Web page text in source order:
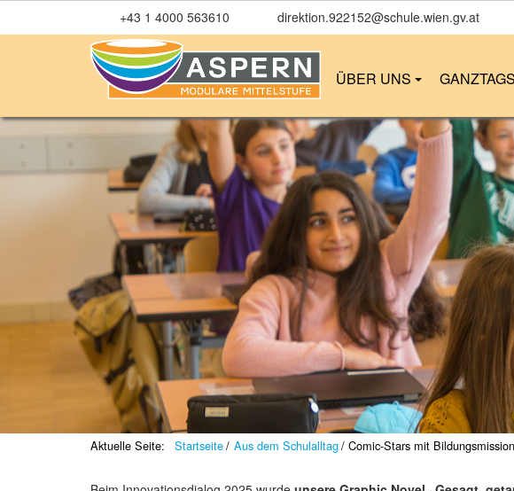
ÜBER UNS
+43 1 4000 563610 direktion.922152@schule.wien.gv.at
Aktuelle Seite: Startseite Aus dem Schulalltag Comic-Stars mit Bildungsmission